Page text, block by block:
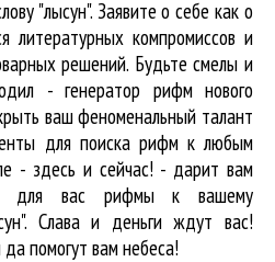
"лысун". Заявите о себе как о
литературных компромиссов и
решений. Будьте смелы и
- генератор рифм нового
ваш феноменальный талант
для поиска рифмк любым
- здесь и сейчас! - дарит вам
для вас рифмы к вашему
Слава и деньги ждут вас!
помогут вам небеса!